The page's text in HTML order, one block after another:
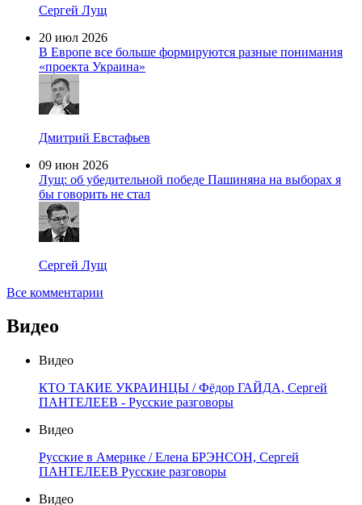
Сергей Лущ
20 июл 2026
В Европе все больше формируются разные понимания
«проекта Украина»
Дмитрий Евстафьев
09 июн 2026
Лущ: об убедительной победе Пашиняна на выборах я
бы говорить не стал
Сергей Лущ
Все комментарии
Видео
Видео
КТО ТАКИЕ УКРАИНЦЫ / Фёдор ГАЙДА, Сергей
ПАНТЕЛЕЕВ - Русские разговоры
Видео
Русские в Америке / Елена БРЭНСОН, Сергей
ПАНТЕЛЕЕВ Русские разговоры
Видео